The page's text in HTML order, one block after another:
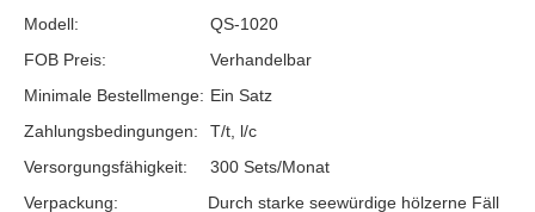
Modell:
QS-1020
FOB Preis:
Verhandelbar
Minimale Bestellmenge: Ein Satz
Zahlungsbedingungen:
T/t, l/c
Versorgungsfähigkeit:
300 Sets/Monat
Verpackung:
Durch starke seewürdige hölzerne Fäll